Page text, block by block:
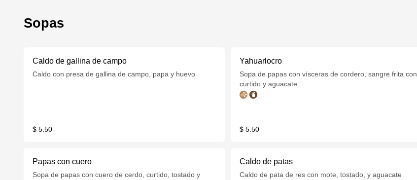
Sopas
Caldo de gallina de campo
Caldo con presa de gallina de campo, papa y huevo
$ 5.50
Yahuarlocro
Sopa de papas con vísceras de cordero, sangre frita con
curtido y aguacate.
$ 5.50
Papas con cuero
Sopa de papas con cuero de cerdo, curtido, tostado y
Caldo de patas
Caldo de pata de res con mote, tostado, y aguacate